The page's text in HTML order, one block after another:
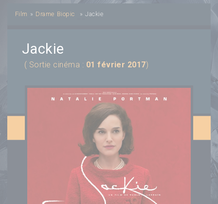
Film » Drame Biopic » Jackie
Jackie
( Sortie cinéma : 01 février 2017)